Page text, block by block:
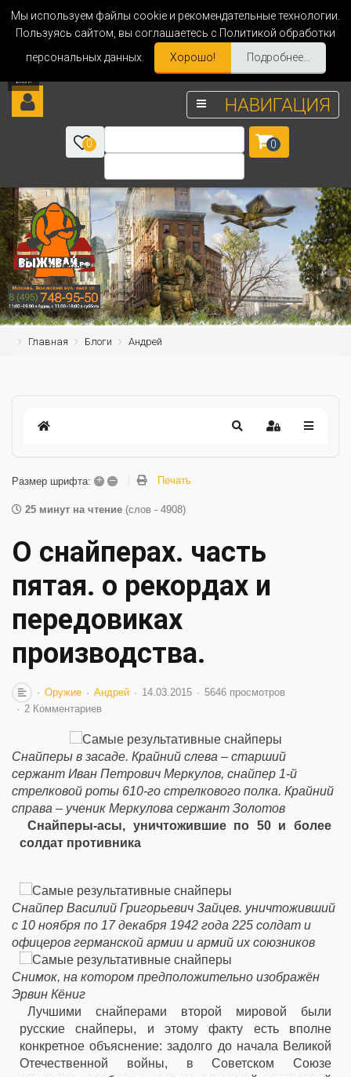
Мы используем файлы cookie и рекомендательные технологии.
Пользуясь сайтом, вы соглашаетесь с Политикой обработки
персональных данных.
Хорошо! Подробнее...
НАВИГАЦИЯ
0 0
Главная Блоги Андрей
Размер шрифта: + – Печать
25 минут на чтение (слов - 4908)
О снайперах. часть
пятая. о рекордах и
передовиках
производства.
Оружие Андрей 14.03.2015
5646 просмотров
2 Комментариев
Снайперы в засаде. Крайний слева – старший
сержант Иван Петрович Меркулов, снайпер 1-й
стрелковой роты 610-го стрелкового полка. Крайний
справа – ученик Меркулова сержант Золотов
Снайперы-асы, уничтожившие по 50 и более
солдат противника
Снайпер Василий Григорьевич Зайцев. уничтоживший
с 10 ноября по 17 декабря 1942 года 225 солдат и
офицеров германской армии и армий их союзников
Снимок, на котором предположительно изображён
Эрвин Кёниг
Лучшими снайперами второй мировой были
русские снайперы, и этому факту есть вполне
конкретное объяснение: задолго до начала Великой
Отечественной войны, в Советском Союзе